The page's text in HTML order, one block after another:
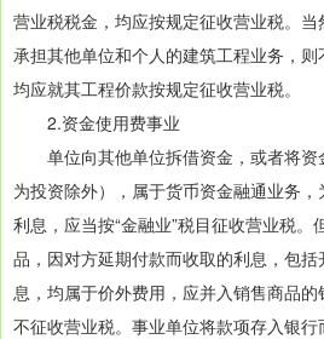
营业税税金，均应按规定征收营业税。
承担其他单位和个人的建筑工程业务，则
均应就其工程价款按规定征收营业税。
2.资金使用费事业
单位向其他单位拆借资金，或者将资
为投资除外），属于货币资金融通业务
利息，应当按“金融业”税目征收营业税
品，因对方延期付款而收取的利息，包
息，均属于价外费用，应并入销售商品
不征收营业税。事业单位将款项存入银